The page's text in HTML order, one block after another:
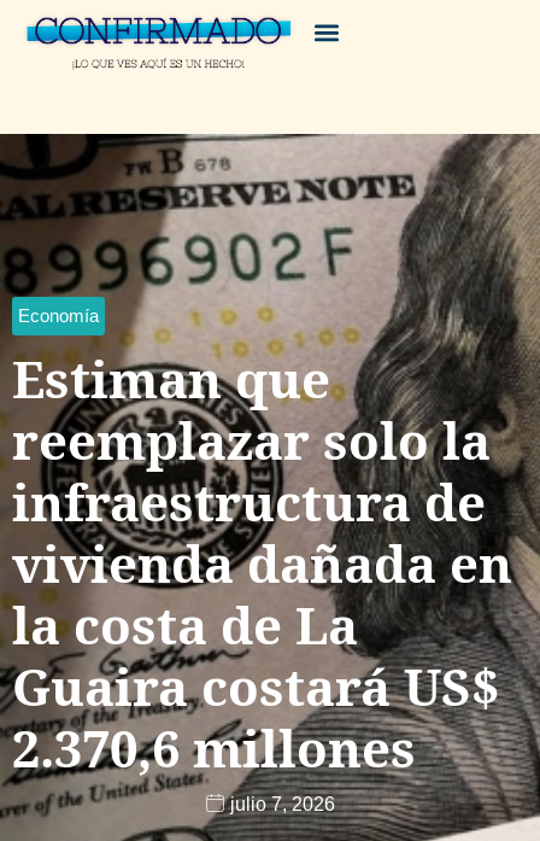
Economía
Estiman que
reemplazar solo la
infraestructura de
vivienda dañada en
la costa de La
Guaira costará US$
2.370,6 millones
julio 7, 2026